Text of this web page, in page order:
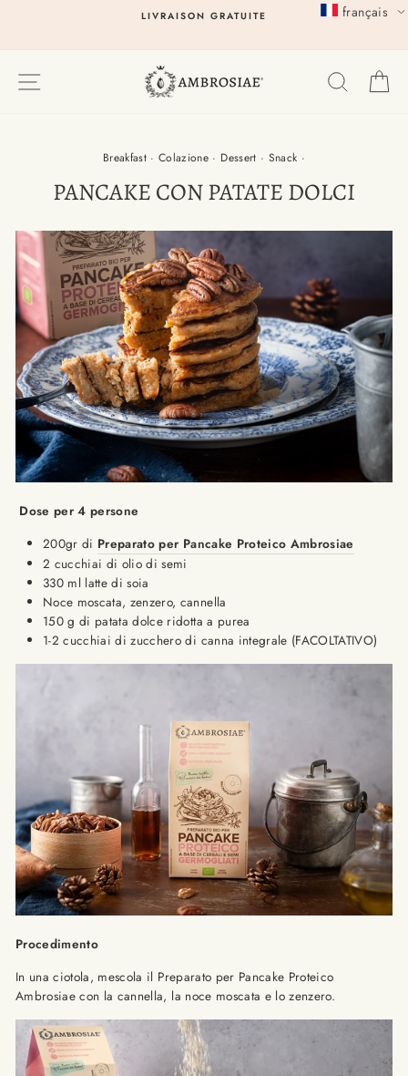
LIVRAISON GRATUITE
Breakfast ·Colazione · Dessert · Snack ·
PANCAKE CON PATATE DOLCI
Dose per 4 persone
200gr di Preparato per Pancake Proteico Ambrosiae
2 cucchiai di olio di semi
330 ml latte di soia
Noce moscata, zenzero, cannella
150 g di patata dolce ridotta a purea
1-2 cucchiai di zucchero di canna integrale (FACOLTATIVO)
Procedimento
In una ciotola, mescola il Preparato per Pancake Proteico
Ambrosiae con la cannella, la noce moscata e lo zenzero.
français